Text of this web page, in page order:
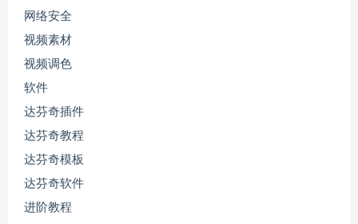
网络安全
视频素材
视频调色
软件
达芬奇插件
达芬奇教程
达芬奇模板
达芬奇软件
进阶教程